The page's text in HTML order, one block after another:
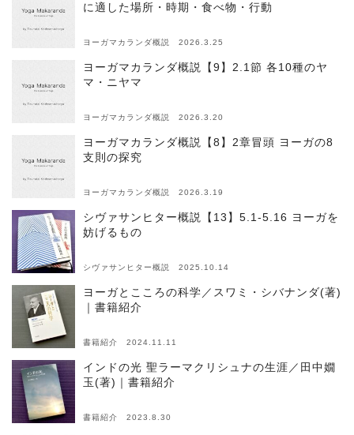
に適した場所・時期・食べ物・行動
ヨーガマカランダ概説 2026.3.25
ヨーガマカランダ概説【9】2.1節 各10種のヤ
マ・ニヤマ
ヨーガマカランダ概説 2026.3.20
ヨーガマカランダ概説【8】2章冒頭 ヨーガの8
支則の探究
ヨーガマカランダ概説 2026.3.19
シヴァサンヒター概説【13】5.1-5.16 ヨーガを
妨げるもの
シヴァサンヒター概説 2025.10.14
ヨーガとこころの科学／スワミ・シバナンダ(著)
｜書籍紹介
書籍紹介 2024.11.11
インドの光 聖ラーマクリシュナの生涯／田中嫺
玉(著)｜書籍紹介
書籍紹介 2023.8.30